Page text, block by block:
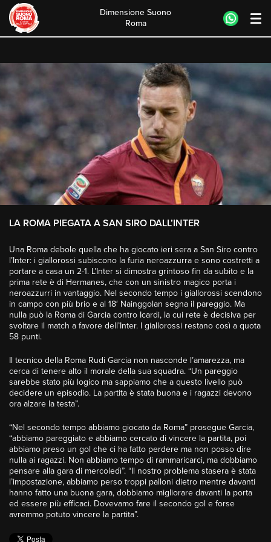
content
Dimensione Suono
Roma
LA ROMA PIEGATA A SAN SIRO DALL’INTER
Una Roma debole quella che ha giocato ieri sera a San Siro contro
l’Inter: i giallorossi subiscono la furia neroazzurra e sono costretti a
portare a casa un 2-1. L’Inter si dimostra grintoso fin da subito e la
prima rete è di Hermanes, che con un sinistro magico porta i
neroazzurri in vantaggio. Nel secondo tempo i giallorossi scendono
in campo con più brio e al 18′ Nainggolan segna il pareggio. Ma
nulla può la Roma di Garcia contro Icardi, la cui rete è decisiva per
svoltare il match a favore dell’Inter. I giallorossi restano così a quota
58 punti.
Il tecnico della Roma Rudi Garcia non nasconde l’amarezza, ma
cerca di tenere alto il morale della sua squadra. “Un pareggio
sarebbe stato più logico ma sappiamo che a questo livello può
decidere un episodio. La partita è stata buona e i ragazzi devono
ora alzare la testa”.
“Nel secondo tempo abbiamo giocato da Roma” prosegue Garcia,
“abbiamo pareggiato e abbiamo cercato di vincere la partita, poi
abbiamo preso un gol che ci ha fatto perdere ma non posso dire
nulla ai ragazzi. Non abbiamo tempo di rammaricarci, ma dobbiamo
pensare alla gara di mercoledì”. “Il nostro problema stasera è stata
l’impostazione, abbiamo perso troppi palloni dietro mentre davanti
hanno fatto una buona gara, dobbiamo migliorare davanti la porta
ed essere più efficaci. Dovevamo fare il secondo gol e forse
avremmo potuto vincere la partita”.